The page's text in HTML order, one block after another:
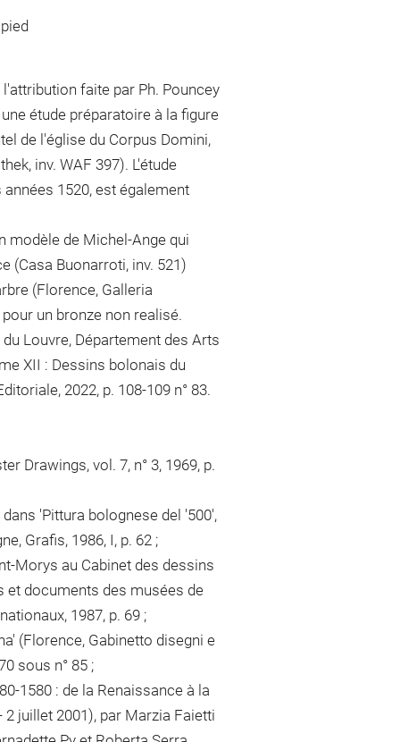
faite par Ph. Pouncey
étude préparatoire à la figure
de l'église du Corpus Domini,
inv. WAF 397). L'étude
1520, est également
modèle de Michel-Ange qui
(Casa Buonarroti, inv. 521)
(Florence, Galleria
un bronze non realisé.
Louvre, Département des Arts
XII : Dessins bolonais du
2022, p. 108-109 n° 83.
Drawings, vol. 7, n° 3, 1969, p.
'Pittura bolognese del '500',
Grafis, 1986, I, p. 62 ;
Morys au Cabinet des dessins
et documents des musées de
1987, p. 69 ;
(Florence, Gabinetto disegni e
sous n° 85 ;
1580 : de la Renaissance à la
juillet 2001), par Marzia Faietti